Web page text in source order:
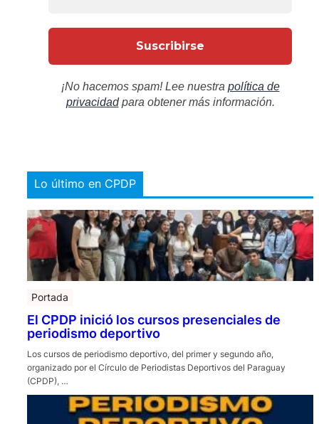
¡No hacemos spam! Lee nuestra política de
privacidadpara obtener más información.
Lo último en CPDP
Portada
El CPDP inició los cursos presenciales de
periodismo deportivo
Los cursos de periodismo deportivo, del primer y segundo año,
organizado por el Círculo de Periodistas Deportivos del Paraguay
(CPDP), …